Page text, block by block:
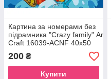
Картина за номерами без
підрамника "Crazy family" Art
Craft 16039-ACNF 40х50
см
200 ₴
Купити